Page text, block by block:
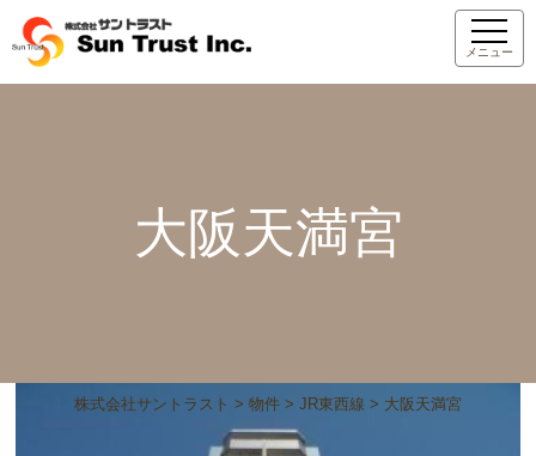
メニュー
大阪天満宮
株式会社サントラスト > 物件 > JR東西線 > 大阪天満宮